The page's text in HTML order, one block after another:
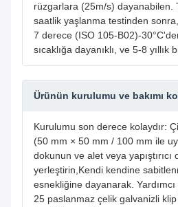
rüzgarlara (25m/s) dayanabilen.
saatlik yaşlanma testinden sonra,
7 derece (ISO 105-B02)-
sıcaklığa dayanıklı, ve 5-8 yıllık
Ürünün kurulumu ve bakımı
Kurulumu son derece kolaydır:
(50 mm × 50 mm / 100 mm ile
dokunun ve alet veya yapıştırıcı
yerleştirin,Kendi kendine
esnekliğine dayanarak.
25 paslanmaz çelik galvanizli